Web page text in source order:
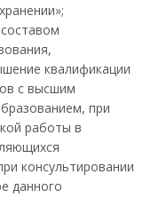
квалификации
с высшим
при
работы в
консультировании
данного